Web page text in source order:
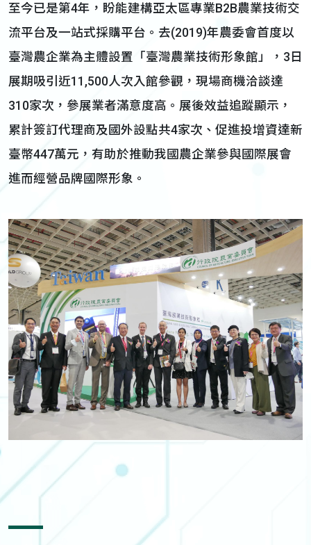
至今已是第4年，盼能建構亞太區專業B2B農業技術交
流平台及一站式採購平台。去(2019)年農委會首度以
臺灣農企業為主體設置「臺灣農業技術形象館」，3日
展期吸引近11,500人次入館參觀，現場商機洽談達
310家次，參展業者滿意度高。展後效益追蹤顯示，
累計簽訂代理商及國外設點共4家次、促進投增資達新
臺幣447萬元，有助於推動我國農企業參與國際展會
進而經營品牌國際形象。